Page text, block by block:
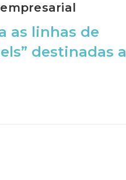
as linhas de
destinadas a